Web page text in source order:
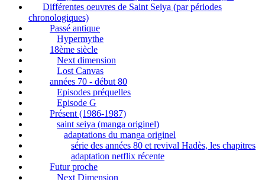
Différentes oeuvres de Saint Seiya (par périodes
chronologiques)
Passé antique
Hypermythe
18ème siècle
Next dimension
Lost Canvas
années 70 - début 80
Episodes préquelles
Episode G
Présent (1986-1987)
saint seiya (manga originel)
adaptations du manga originel
série des années 80 et revival Hadès, les chapitres
adaptation netflix récente
Futur proche
Next Dimension